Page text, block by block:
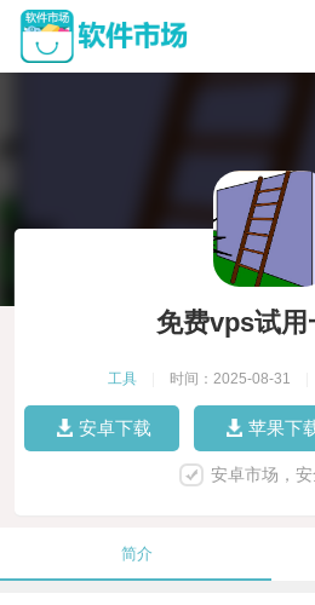
免费vps试用
工具 时间：2025-08-31
安卓下载 苹果下
安卓市场，
简介